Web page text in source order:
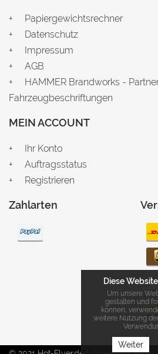
Papiergewichtsrechner
Datenschutz
Impressum
AGB
HAMMER Brandworks -
Fahrzeugbeschriftungen
MEIN ACCOUNT
Ihr Konto
Auftragsstatus
Registrieren
Zahlarten
Diese
Um unsere
gestalten und
können,
weitere Nutzung
Weiter